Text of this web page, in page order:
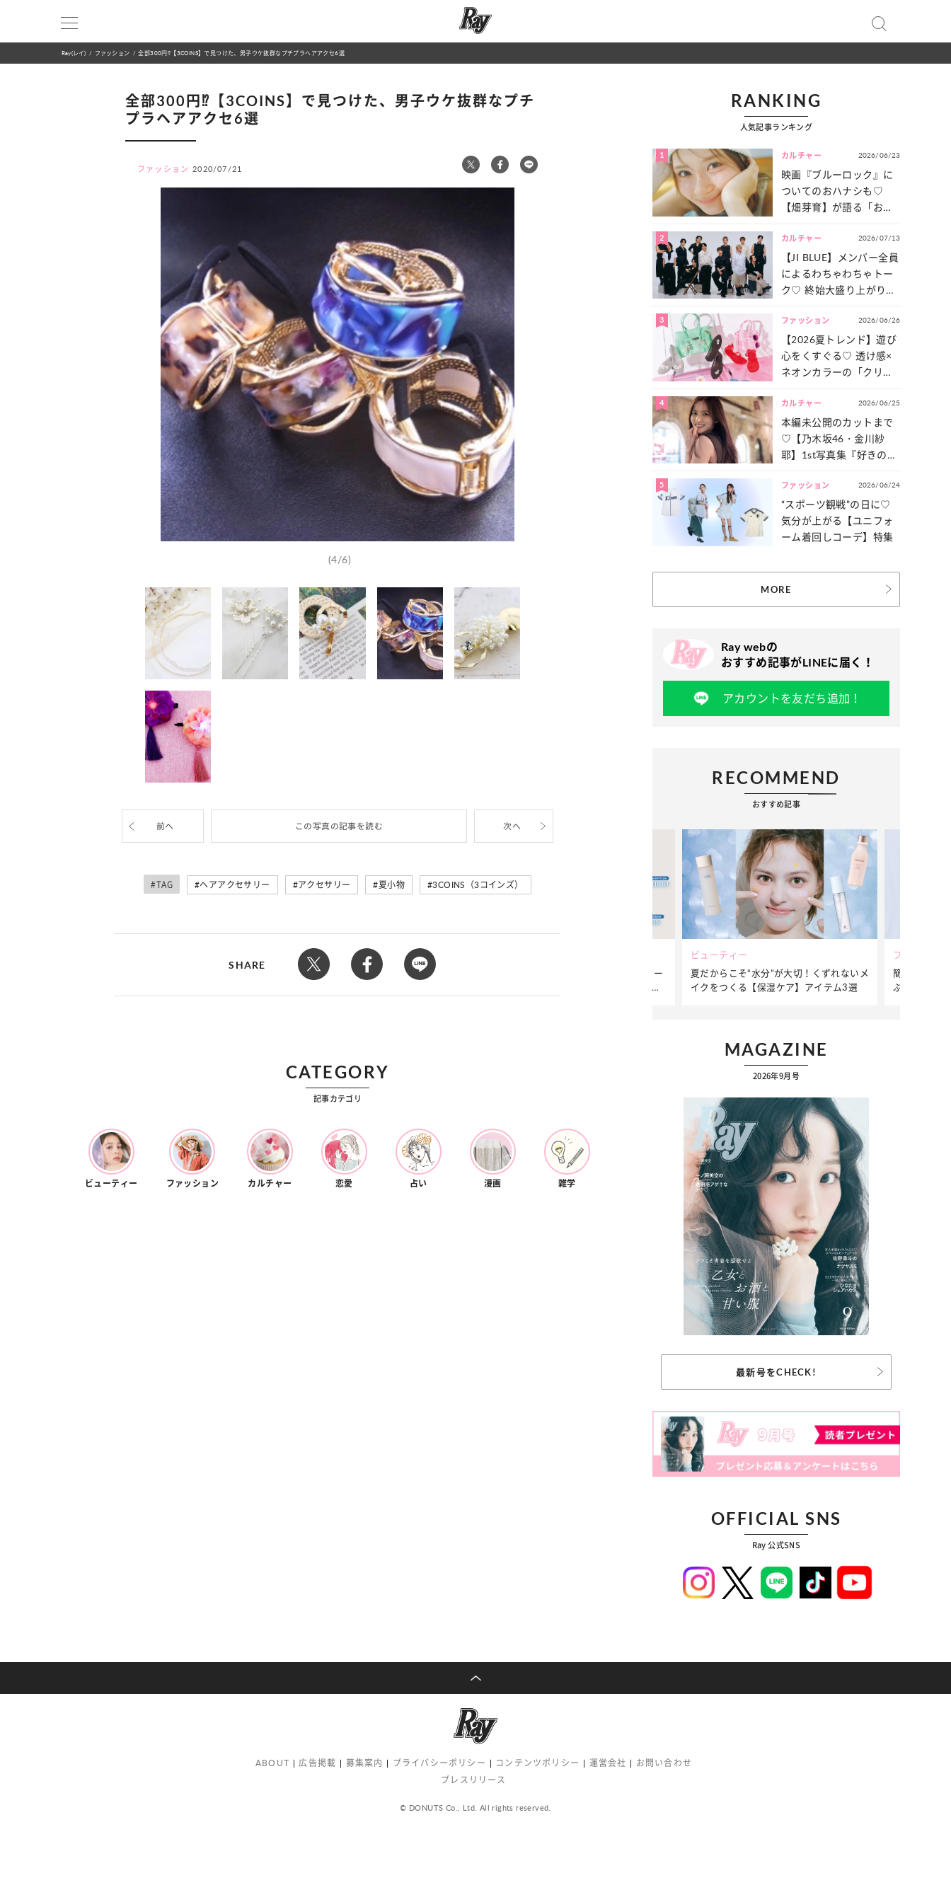
Ray(レイ) ファッション 全部300円⁉【3COINS】で見つけた、男子ウケ抜群なプチプラヘアアクセ6選
全部300円⁉【3COINS】で見つけた、男子ウケ抜群なプチ
プラヘアアクセ6選
ファッション 2020/07/21
(4/6)
前へ この写真の記事を読む 次へ
#TAG ヘアアクセサリー アクセサリー 夏小物 3COINS（3コインズ）
SHARE
RANKING
人気記事ランキング
1 カルチャー 2026/06/23
映画『ブルーロック』に
ついてのおハナシも♡
【畑芽育】が語る「お仕
は？
2 カルチャー 2026/07/13
【JI BLUE】メンバー全員
によるわちゃわちゃトー
ク♡ 終始大盛り上がりだ
一気見せ！
3 ファッション 2026/06/26
【2026夏トレンド】遊び
心をくすぐる♡ 透け感×
ネオンカラーの「クリア
4 カルチャー 2026/06/25
本編未公開のカットまで
♡【乃木坂46・金川紗
耶】1st写真集『好きのグ
たっぷりとお届け！
5 ファッション 2026/06/24
“スポーツ観戦”の日に♡
気分が上がる【ユニフォ
ーム着回しコーデ】特集
MORE
Ray webの
おすすめ記事がLINEに届く！
アカウントを友だち追加！
RECOMMEND
おすすめ記事
“憧れワンピ”を着るきっかけに♡ おしゃ
占い
【12星座別】今月の恋愛運♡ 7月23日～
【Dリーグ】Ray世代注目のプロダンサー
集団♡ 各チームを彩る「イケメンダンサ
ビューティー
夏だからこそ“水分”が大切！くずれないメ
イクをつくる【保湿ケア】アイテム3選
ファッション
簡単アレン
ぷりの【そ
MAGAZINE
2026年9月号
最新号をCHECK!
OFFICIAL SNS
Ray 公式SNS
CATEGORY
記事カテゴリ
ビューティー ファッション カルチャー 恋愛 占い 漫画 雑学
ABOUT 広告掲載 募集案内 プライバシーポリシー コンテンツポリシー 運営会社
お問い合わせ
プレスリリース
© DONUTS Co., Ltd. All rights reserved.